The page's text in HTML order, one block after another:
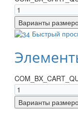
Быстрый